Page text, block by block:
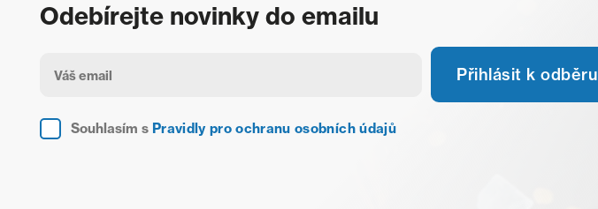
Odebírejte novinky do emailu
Souhlasím s Pravidly pro ochranu osobních údajů
Přihlásit k odběru